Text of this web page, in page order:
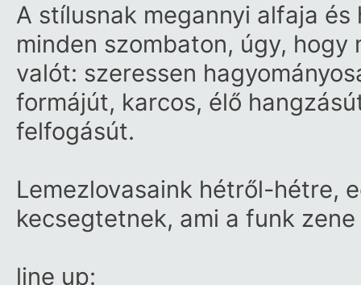
A stílusnak megannyi alfaja
minden szombaton, úgy,
valót: szeressen
formájút, karcos, élő
felfogásút.
Lemezlovasaink hétről-hétre,
kecsegtetnek, ami a funk
line up: